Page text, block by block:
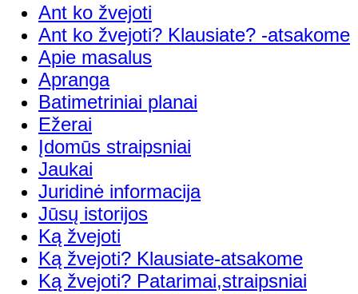
Ant ko žvejoti
Ant ko žvejoti? Klausiate? -atsakome
Apie masalus
Apranga
Batimetriniai planai
Ežerai
Įdomūs straipsniai
Jaukai
Juridinė informacija
Jūsų istorijos
Ką žvejoti
Ką žvejoti? Klausiate-atsakome
Ką žvejoti? Patarimai,straipsniai